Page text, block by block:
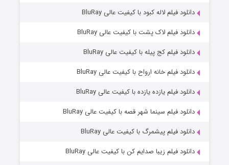
دانلود فیلم لاله کبود با کیفیت عالی BluRay
دانلود فیلم لاک پشت با کیفیت عالی BluRay
دانلود فیلم کج‌ پیله با کیفیت عالی BluRay
دانلود فیلم خانه ارواح با کیفیت عالی BluRay
دانلود فیلم یازده یازده با کیفیت عالی BluRay
دانلود فیلم سینما شهر قصه با کیفیت عالی BluRay
دانلود فیلم پیشمرگ با کیفیت عالی BluRay
دانلود فیلم زیبا صدایم کن با کیفیت عالی BluRay